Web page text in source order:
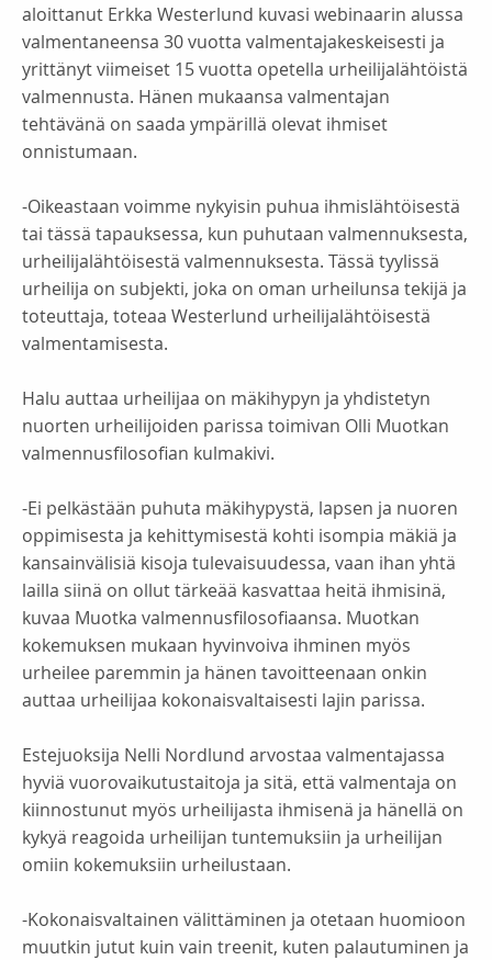
aloittanut Erkka Westerlund kuvasi webinaarin alussa
valmentaneensa 30 vuotta valmentajakeskeisesti ja
yrittänyt viimeiset 15 vuotta opetella urheilijalähtöistä
valmennusta. Hänen mukaansa valmentajan
tehtävänä on saada ympärillä olevat ihmiset
onnistumaan.
-Oikeastaan voimme nykyisin puhua ihmislähtöisestä
tai tässä tapauksessa, kun puhutaan valmennuksesta,
urheilijalähtöisestä valmennuksesta. Tässä tyylissä
urheilija on subjekti, joka on oman urheilunsa tekijä ja
toteuttaja, toteaa Westerlund urheilijalähtöisestä
valmentamisesta.
Halu auttaa urheilijaa on mäkihypyn ja yhdistetyn
nuorten urheilijoiden parissa toimivan Olli Muotkan
valmennusfilosofian kulmakivi.
-Ei pelkästään puhuta mäkihypystä, lapsen ja nuoren
oppimisesta ja kehittymisestä kohti isompia mäkiä ja
kansainvälisiä kisoja tulevaisuudessa, vaan ihan yhtä
lailla siinä on ollut tärkeää kasvattaa heitä ihmisinä,
kuvaa Muotka valmennusfilosofiaansa. Muotkan
kokemuksen mukaan hyvinvoiva ihminen myös
urheilee paremmin ja hänen tavoitteenaan onkin
auttaa urheilijaa kokonaisvaltaisesti lajin parissa.
Estejuoksija Nelli Nordlund arvostaa valmentajassa
hyviä vuorovaikutustaitoja ja sitä, että valmentaja on
kiinnostunut myös urheilijasta ihmisenä ja hänellä on
kykyä reagoida urheilijan tuntemuksiin ja urheilijan
omiin kokemuksiin urheilustaan.
-Kokonaisvaltainen välittäminen ja otetaan huomioon
muutkin jutut kuin vain treenit, kuten palautuminen ja